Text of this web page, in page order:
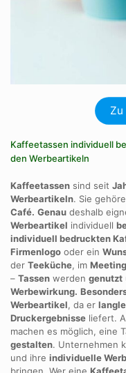
Kaffeetassen individuell
den Werbeartikeln
Kaffeetassen sind seit
Werbeartikeln. Sie
Café. Genau deshalb
Werbeartikel individuell
individuell bedruckten
Firmenlogo oder ein
der Teeküche, im Meeting
– Tassen werden genutzt
Werbewirkung.
Werbeartikel, da er
Druckergebnisse liefert.
machen es möglich, eine
gestalten. Unternehmen
und ihre individuelle